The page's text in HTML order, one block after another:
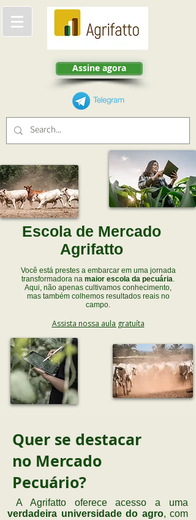
Assine agora
Escola de Mercado
Agrifatto
Você está prestes a embarcar em uma jornada
transformadora na maior escola da pecuária.
Aqui, não apenas cultivamos conhecimento,
mas também colhemos resultados reais no
campo.
Assista nossa aula gratuíta
Quer se destacar
no Mercado
Pecuário?
A Agrifatto oferece acesso a uma
verdadeira universidade do agro, com